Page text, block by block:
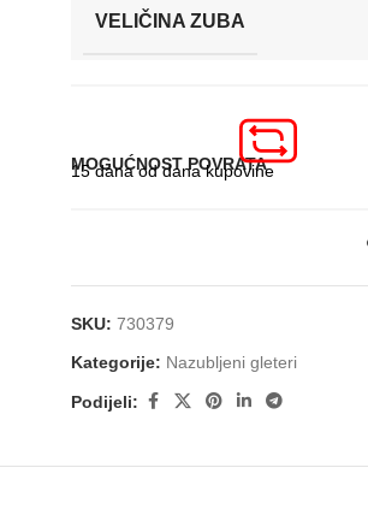
VELIČINA ZUBA
MOGUĆNOST POVRATA
15 dana od dana kupovine
SKU: 730379
Kategorije: Nazubljeni gleteri
Podijeli: